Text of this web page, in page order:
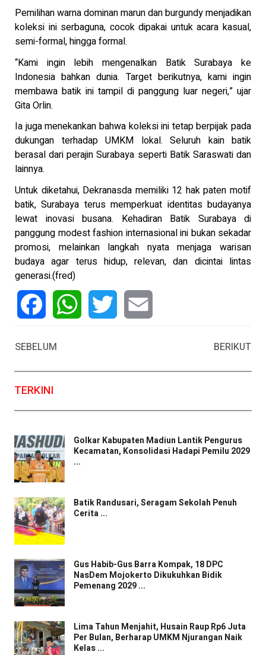
Pemilihan warna dominan marun dan burgundy menjadikan
koleksi ini serbaguna, cocok dipakai untuk acara kasual,
semi-formal, hingga formal.
“Kami ingin lebih mengenalkan Batik Surabaya ke
Indonesia bahkan dunia. Target berikutnya, kami ingin
membawa batik ini tampil di panggung luar negeri,” ujar
Gita Orlin.
Ia juga menekankan bahwa koleksi ini tetap berpijak pada
dukungan terhadap UMKM lokal. Seluruh kain batik
berasal dari perajin Surabaya seperti Batik Saraswati dan
lainnya.
Untuk diketahui, Dekranasda memiliki 12 hak paten motif
batik, Surabaya terus memperkuat identitas budayanya
lewat inovasi busana. Kehadiran Batik Surabaya di
panggung modest fashion internasional ini bukan sekadar
promosi, melainkan langkah nyata menjaga warisan
budaya agar terus hidup, relevan, dan dicintai lintas
generasi.(fred)
SEBELUM
BERIKUT
TERKINI
Golkar Kabupaten Madiun Lantik Pengurus
Kecamatan, Konsolidasi Hadapi Pemilu 2029
...
Batik Randusari, Seragam Sekolah Penuh
Cerita ...
Gus Habib-Gus Barra Kompak, 18 DPC
NasDem Mojokerto Dikukuhkan Bidik
Pemenang 2029 ...
Lima Tahun Menjahit, Husain Raup Rp6 Juta
Per Bulan, Berharap UMKM Njurangan Naik
Kelas ...